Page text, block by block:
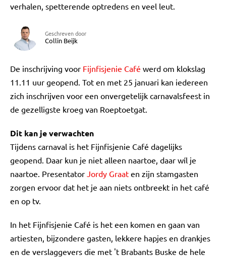
verhalen, spetterende optredens en veel leut.
Geschreven door
Collin Beijk
De inschrijving voor Fijnfisjenie Café werd om klokslag
11.11 uur geopend. Tot en met 25 januari kan iedereen
zich inschrijven voor een onvergetelijk carnavalsfeest in
de gezelligste kroeg van Roeptoetgat.
Dit kan je verwachten
Tijdens carnaval is het Fijnfisjenie Café dagelijks
geopend. Daar kun je niet alleen naartoe, daar wíl je
naartoe. Presentator Jordy Graat en zijn stamgasten
zorgen ervoor dat het je aan niets ontbreekt in het café
en op tv.
In het Fijnfisjenie Café is het een komen en gaan van
artiesten, bijzondere gasten, lekkere hapjes en drankjes
en de verslaggevers die met 't Brabants Buske de hele